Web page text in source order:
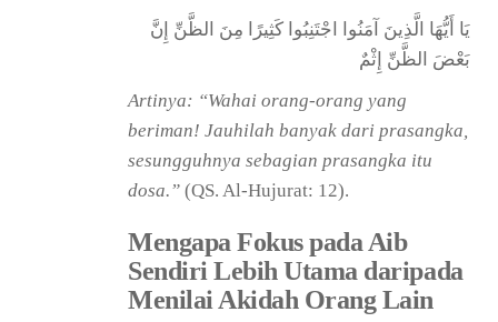
يَا أَيُّهَا الَّذِينَ آمَنُوا اجْتَنِبُوا كَثِيرًا مِنَ الظَّنِّ إِنَّ
بَعْضَ الظَّنِّ إِثْمٌ
Artinya: “Wahai orang-orang yang
beriman! Jauhilah banyak dari prasangka,
sesungguhnya sebagian prasangka itu
dosa.” (QS. Al-Hujurat: 12).
Mengapa Fokus pada Aib
Sendiri Lebih Utama daripada
Menilai Akidah Orang Lain